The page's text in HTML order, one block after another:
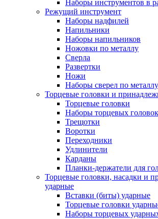
Наборы инструментов в
Режущий инструмент
Наборы надфилей
Напильники
Наборы напильников
Ножовки по металлу
Сверла
Развертки
Ножи
Наборы сверел по металлу
Торцевые головки и
Торцевые головки
Наборы торцевых головок
Трещотки
Воротки
Переходники
Удлинители
Карданы
Планки-держатели для
Торцевые головки, насадки и
ударные
Вставки (биты) ударные
Торцевые головки
Наборы торцевых